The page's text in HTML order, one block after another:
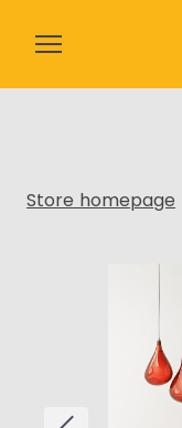
Over ons
Nieuws
Contact
Store homepage